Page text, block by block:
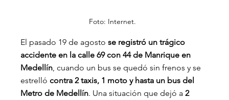
Foto: Internet.
El pasado 19 de agosto se registró un trágico
accidente en la calle 69 con 44 de Manrique en
Medellín , cuando un bus se quedó sin frenos y se
estrelló contra 2 taxis, 1 moto y hasta un bus del
Metro de Medellín. Una situación que dejó a 2